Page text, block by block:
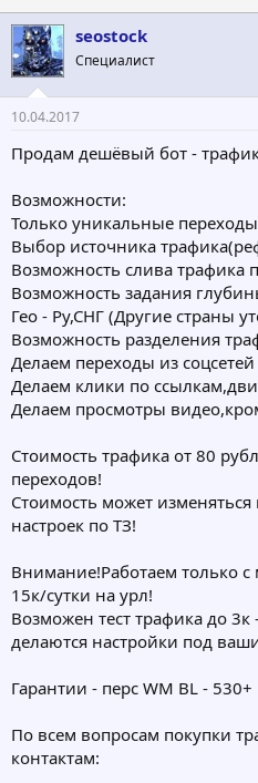
т
о
р
т
е
м
ы
т
а
а
ч
л
а
seostock
Специалист
10.04.2017
Продам дешёвый бот -
Возможности:
Только уникальные переходы
Выбор источника
Возможность слива трафика
Возможность задания
Гео - Ру,СНГ (Другие страны
Возможность разделения
Делаем переходы из соцсетей
Делаем клики по
Делаем просмотры
Стоимость трафика от 80
переходов!
Стоимость может
настроек по ТЗ!
Внимание!Работаем только
15к/сутки на урл!
Возможен тест трафика до 3к
делаются настройки под
Гарантии - перс WM BL - 530+
По всем вопросам покупки
контактам: